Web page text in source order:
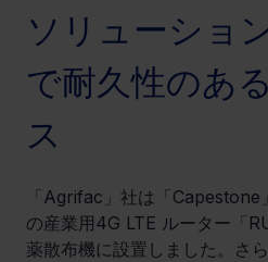
ソリューショ
で耐久性のあ
ス
「Agrifac」社は「Capestone
の産業用4G LTE ルーター「
薬散布機に設置しました。さ